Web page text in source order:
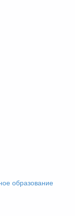
образование